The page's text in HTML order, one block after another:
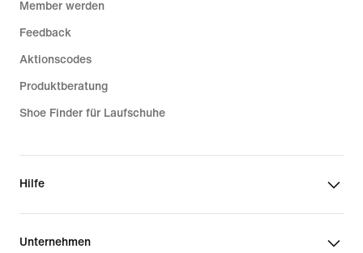
Member werden
Feedback
Aktionscodes
Produktberatung
Shoe Finder für Laufschuhe
Hilfe
Unternehmen